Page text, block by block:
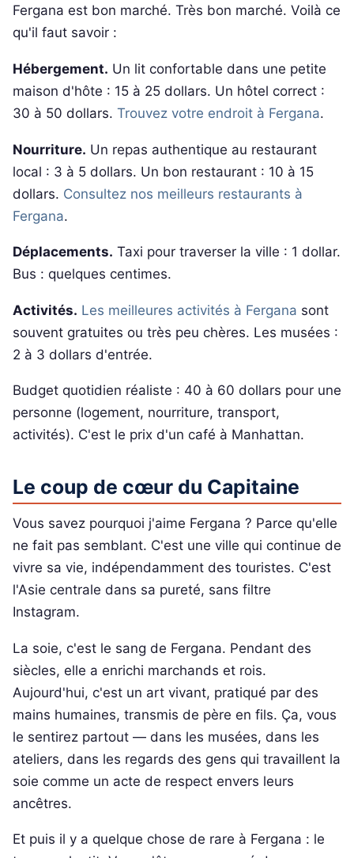
Fergana est bon marché. Très bon marché. Voilà ce
qu'il faut savoir :
Hébergement. Un lit confortable dans une petite
maison d'hôte : 15 à 25 dollars. Un hôtel correct :
30 à 50 dollars. Trouvez votre endroit à Fergana.
Nourriture. Un repas authentique au restaurant
local : 3 à 5 dollars. Un bon restaurant : 10 à 15
dollars. Consultez nos meilleurs restaurants à
Fergana.
Déplacements. Taxi pour traverser la ville : 1 dollar.
Bus : quelques centimes.
Activités. Les meilleures activités à Fergana sont
souvent gratuites ou très peu chères. Les musées :
2 à 3 dollars d'entrée.
Budget quotidien réaliste : 40 à 60 dollars pour une
personne (logement, nourriture, transport,
activités). C'est le prix d'un café à Manhattan.
Le coup de cœur du Capitaine
Vous savez pourquoi j'aime Fergana ? Parce qu'elle
ne fait pas semblant. C'est une ville qui continue de
vivre sa vie, indépendamment des touristes. C'est
l'Asie centrale dans sa pureté, sans filtre
Instagram.
La soie, c'est le sang de Fergana. Pendant des
siècles, elle a enrichi marchands et rois.
Aujourd'hui, c'est un art vivant, pratiqué par des
mains humaines, transmis de père en fils. Ça, vous
le sentirez partout — dans les musées, dans les
ateliers, dans les regards des gens qui travaillent la
soie comme un acte de respect envers leurs
ancêtres.
Et puis il y a quelque chose de rare à Fergana : le